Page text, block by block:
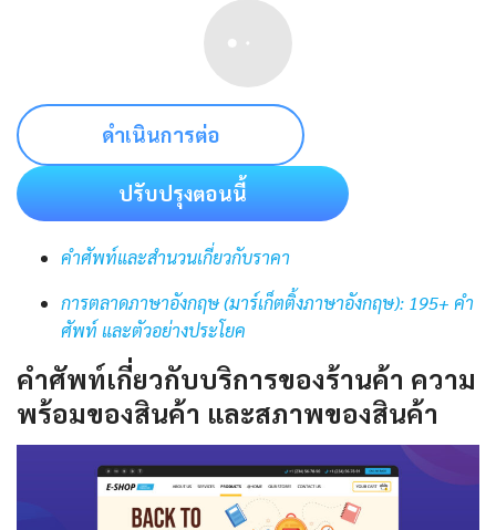
ดำเนินการต่อ
ปรับปรุงตอนนี้
คําศัพท์และสํานวนเกี่ยวกับราคา
การตลาดภาษาอังกฤษ (มาร์เก็ตติ้งภาษาอังกฤษ): 195+ คำ
ศัพท์ และตัวอย่างประโยค
คำศัพท์เกี่ยวกับบริการของร้านค้า ความ
พร้อมของสินค้า และสภาพของสินค้า